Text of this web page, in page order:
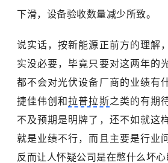
下滑，设备验收数量减少所致。
说实话，按新能源正前方的理解
实没必要，毕竟只要对这两年的
都不会对光伏设备厂商的业绩有
捷佳伟创和拉普拉斯之类的有期
不及预期是明牌了，还不如就这
就是业绩不行，而且主要是行业
反而让人怀疑公司是在憋什么坏心